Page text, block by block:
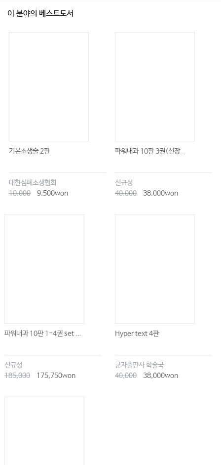
이 분야의 베스트도서
기본소생술 2판
대한심폐소생협회
10,000
9,500won
파워내과 10판 3권(신장...
신규성
40,000
38,000won
파워내과 10판 1-4권 set ...
신규성
185,000
175,750won
Hyper text 4판
군자출판사 학술국
40,000
38,000won